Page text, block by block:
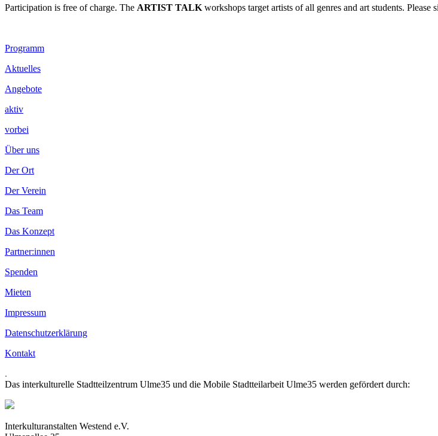
Participation is free of charge. The ARTIST TALK workshops target artists of all genres and art students.
Footer
Inhalt
Programm
Aktuelles
Angebote
aktiv
vorbei
Über uns
Der Ort
Der Verein
Das Team
Das Konzept
Partner:innen
Spenden
Mieten
Impressum
Datenschutzerklärung
Kontakt
.
Das interkulturelle Stadtteilzentrum Ulme35 und die Mobile Stadtteilarbeit Ulme35 werden gefördert durch:
Interkulturanstalten Westend e.V.